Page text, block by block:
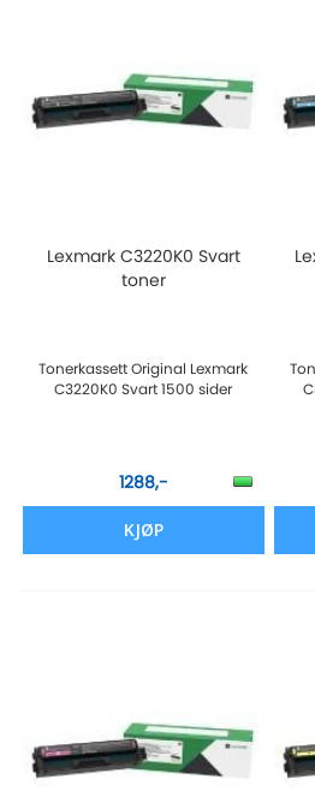
Lexmark C3220K0 Svart
toner
Tonerkassett Original Lexmark
C3220K0 Svart 1500 sider
1288,-
KJØP